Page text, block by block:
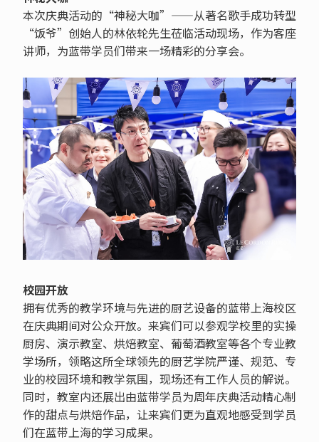
本次庆典活动的“神秘大咖”——从著名歌手成功转型
“饭爷”创始人的林依轮先生莅临活动现场，作为客座
讲师，为蓝带学员们带来一场精彩的分享会。
校园开放
拥有优秀的教学环境与先进的厨艺设备的蓝带上海校区
在庆典期间对公众开放。来宾们可以参观学校里的实操
厨房、演示教室、烘焙教室、葡萄酒教室等各个专业教
学场所，领略这所全球领先的厨艺学院严谨、规范、专
业的校园环境和教学氛围，现场还有工作人员的解说。
同时，教室内还展出由蓝带学员为周年庆典活动精心制
作的甜点与烘焙作品，让来宾们更为直观地感受到学员
们在蓝带上海的学习成果。